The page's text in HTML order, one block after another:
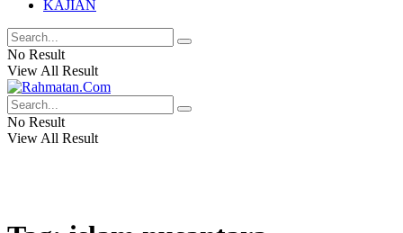
KAJIAN
No Result
View All Result
No Result
View All Result